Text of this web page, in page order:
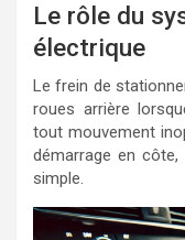
Le rôle du
électrique
Le frein de
roues arrière
tout mouvement
démarrage en
simple.